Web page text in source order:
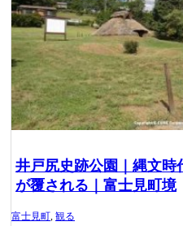
井戸尻史跡公園｜縄文時
が覆される｜富士見町境
富士見町, 観る